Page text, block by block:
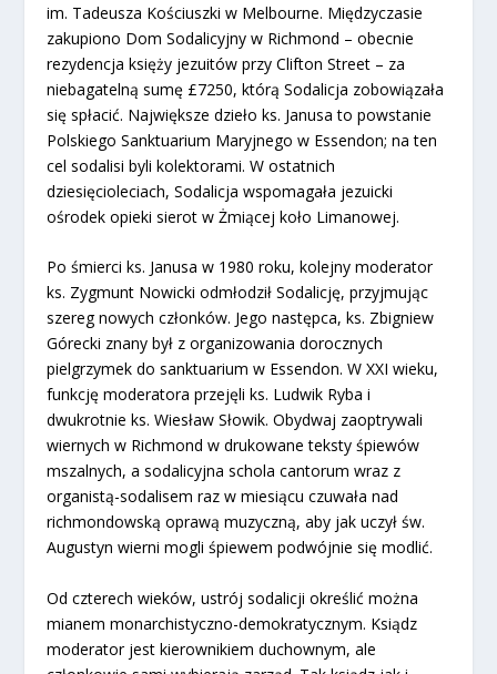
im. Tadeusza Kościuszki w Melbourne. Międzyczasie
zakupiono Dom Sodalicyjny w Richmond – obecnie
rezydencja księży jezuitów przy Clifton Street – za
niebagatelną sumę £7250, którą Sodalicja zobowiązała
się spłacić. Największe dzieło ks. Janusa to powstanie
Polskiego Sanktuarium Maryjnego w Essendon; na ten
cel sodalisi byli kolektorami. W ostatnich
dziesięcioleciach, Sodalicja wspomagała jezuicki
ośrodek opieki sierot w Żmiącej koło Limanowej.
Po śmierci ks. Janusa w 1980 roku, kolejny moderator
ks. Zygmunt Nowicki odmłodził Sodalicję, przyjmując
szereg nowych członków. Jego następca, ks. Zbigniew
Górecki znany był z organizowania dorocznych
pielgrzymek do sanktuarium w Essendon. W XXI wieku,
funkcję moderatora przejęli ks. Ludwik Ryba i
dwukrotnie ks. Wiesław Słowik. Obydwaj zaoptrywali
wiernych w Richmond w drukowane teksty śpiewów
mszalnych, a sodalicyjna schola cantorum wraz z
organistą-sodalisem raz w miesiącu czuwała nad
richmondowską oprawą muzyczną, aby jak uczył św.
Augustyn wierni mogli śpiewem podwójnie się modlić.
Od czterech wieków, ustrój sodalicji określić można
mianem monarchistyczno-demokratycznym. Ksiądz
moderator jest kierownikiem duchownym, ale